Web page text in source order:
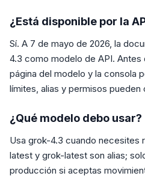
¿Está disponible por la
Sí. A 7 de mayo de 2026, la
4.3 como modelo de API. Antes
página del modelo y la consola
límites, alias y permisos pueden
¿Qué modelo debo usar?
Usa grok-4.3 cuando necesites
latest y grok-latest son alias;
producción si aceptas